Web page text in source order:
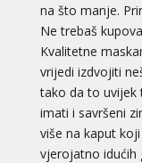
na što manje.
Ne trebaš
Kvalitetne
vrijedi izdvojiti
tako da to uvijek
imati i savršeni
više na kaput
vjerojatno idućih